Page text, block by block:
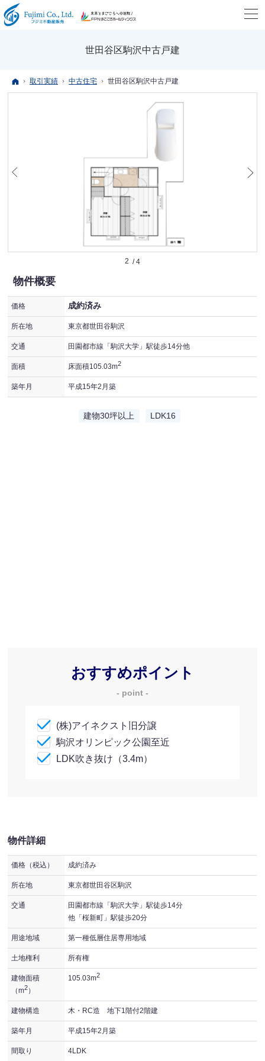
世田谷区駒沢中古戸建
ホーム
取引実績 中古住宅 世田谷区駒沢中古戸建
2
物件概要
価格 成約済み
所在地 東京都世田谷駒沢
交通 田園都市線「駒沢大学」駅徒歩14分他
面積 床面積105.03m2
築年月 平成15年2月築
建物30坪以上 LDK16
おすすめポイント
- point -
(株)アイネクスト旧分譲
駒沢オリンピック公園至近
LDK吹き抜け（3.4m）
物件詳細
価格（税込） 成約済み
所在地 東京都世田谷区駒沢
交通
田園都市線「駒沢大学」駅徒歩14分
他「桜新町」駅徒歩20分
用途地域 第一種低層住居専用地域
土地権利 所有権
建物面積
（m2）
105.03m2
建物構造 木・RC造 地下1階付2階建
築年月 平成15年2月築
間取り 4LDK